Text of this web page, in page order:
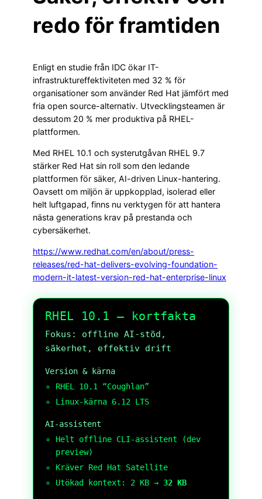
redo för framtiden
Enligt en studie från IDC ökar IT-
infrastruktureffektiviteten med 32 % för
organisationer som använder Red Hat jämfört med
fria open source-alternativ. Utvecklingsteamen är
dessutom 20 % mer produktiva på RHEL-
plattformen.
Med RHEL 10.1 och systerutgåvan RHEL 9.7
stärker Red Hat sin roll som den ledande
plattformen för säker, AI-driven Linux-hantering.
Oavsett om miljön är uppkopplad, isolerad eller
helt luftgapad, finns nu verktygen för att hantera
nästa generations krav på prestanda och
cybersäkerhet.
https://www.redhat.com/en/about/press-
releases/red-hat-delivers-evolving-foundation-
modern-it-latest-version-red-hat-enterprise-linux
RHEL 10.1 — kortfakta
Fokus: offline AI-stöd,
säkerhet, effektiv drift
Version & kärna
RHEL 10.1 “Coughlan”
Linux-kärna 6.12 LTS
AI-assistent
Helt offline CLI-assistent (dev
preview)
Kräver Red Hat Satellite
Utökad kontext: 2 KB → 32 KB